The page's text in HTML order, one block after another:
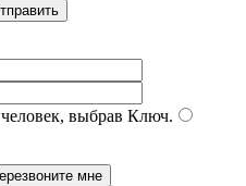
выбрав Ключ.